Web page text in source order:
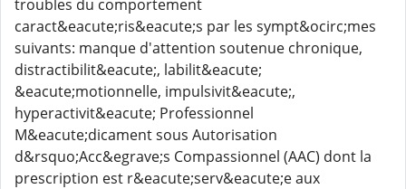
troubles du comportement
caract&eacute;ris&eacute;s par les sympt&ocirc;mes
suivants: manque d'attention soutenue chronique,
distractibilit&eacute;, labilit&eacute;
&eacute;motionnelle, impulsivit&eacute;,
hyperactivit&eacute; Professionnel
M&eacute;dicament sous Autorisation
d&rsquo;Acc&egrave;s Compassionnel (AAC) dont la
prescription est r&eacute;serv&eacute;e aux